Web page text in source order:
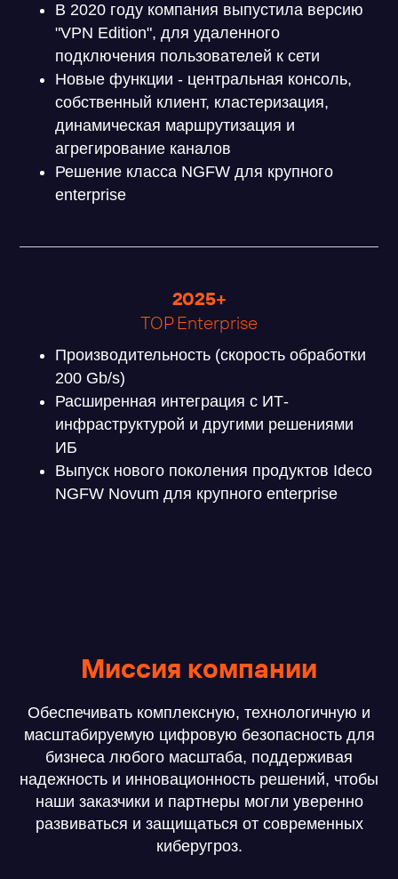
В 2020 году компания выпустила версию
"VPN Edition", для удаленного
подключения пользователей к сети
Новые функции - центральная консоль,
собственный клиент, кластеризация,
динамическая маршрутизация и
агрегирование каналов
Решение класса NGFW для крупного
enterprise
2025+
TOP Enterprise
Производительность (скорость обработки
200 Gb/s)
Расширенная интеграция с ИТ-
инфраструктурой и другими решениями
ИБ
Выпуск нового поколения продуктов Ideco
NGFW Novum для крупного enterprise
Миссия компании
Обеспечивать комплексную, технологичную и
масштабируемую цифровую безопасность для
бизнеса любого масштаба, поддерживая
надежность и инновационность решений, чтобы
наши заказчики и партнеры могли уверенно
развиваться и защищаться от современных
киберугроз.